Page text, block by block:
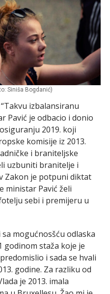
Siniša Bogdanić)
izbalansiranu
Pavić je odbacio i donio
2019. koji
komisije iz 2013.
i braniteljske
uzbuniti branitelje i
Zakon je potpuni diktat
ministar Pavić želi
sebi i premijeru u
sa mogućnosšću odlaska
godinom staža koje je
i sada se hvali
godine. Za razliku od
je 2013. imala